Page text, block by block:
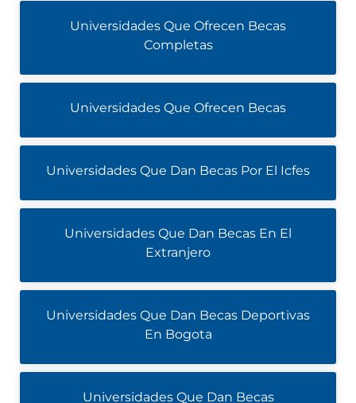
Universidades Que Ofrecen Becas
Completas
Universidades Que Ofrecen Becas
Universidades Que Dan Becas Por El Icfes
Universidades Que Dan Becas En El
Extranjero
Universidades Que Dan Becas Deportivas
En Bogota
Universidades Que Dan Becas